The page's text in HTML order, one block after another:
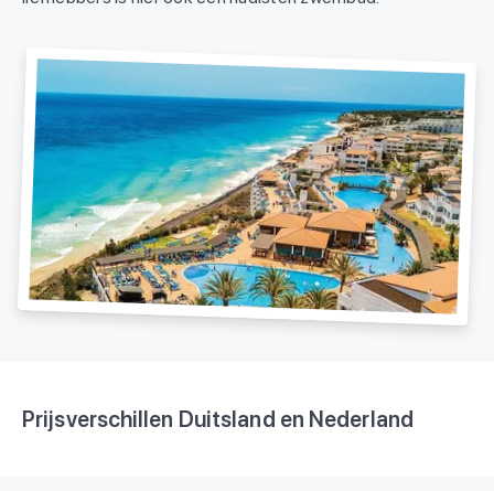
Prijsverschillen Duitsland en Nederland